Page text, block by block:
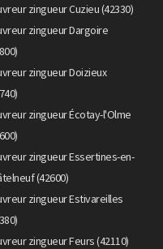
zingueur Cuzieu (42330)
zingueur Dargoire
zingueur Doizieux
zingueur Écotay-l'Olme
zingueur Essertines-en-
(42600)
zingueur Estivareilles
zingueur Feurs (42110)